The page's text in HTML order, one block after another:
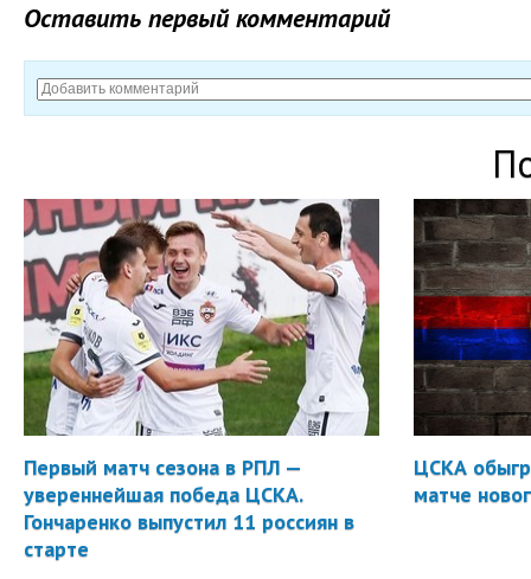
Оставить первый комментарий
Первый матч сезона в РПЛ —
увереннейшая победа ЦСКА.
Гончаренко выпустил 11 россиян в
старте
ЦСКА
матче